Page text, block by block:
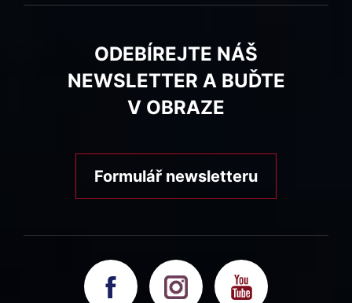
ODEBÍREJTE NÁŠ
NEWSLETTER A BUĎTE
V OBRAZE
Formulář newsletteru